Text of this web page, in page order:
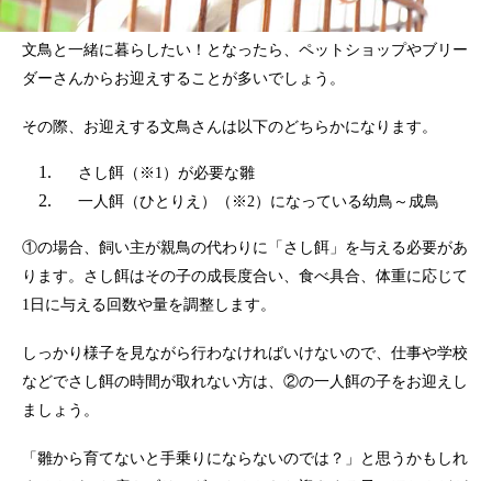
文鳥と一緒に暮らしたい！となったら、ペットショップやブリー
ダーさんからお迎えすることが多いでしょう。
その際、お迎えする文鳥さんは以下のどちらかになります。
さし餌（※1）が必要な雛
一人餌（ひとりえ）（※2）になっている幼鳥～成鳥
①の場合、飼い主が親鳥の代わりに「さし餌」を与える必要があ
ります。さし餌はその子の成長度合い、食べ具合、体重に応じて
1日に与える回数や量を調整します。
しっかり様子を見ながら行わなければいけないので、仕事や学校
などでさし餌の時間が取れない方は、②の一人餌の子をお迎えし
ましょう。
「雛から育てないと手乗りにならないのでは？」と思うかもしれ